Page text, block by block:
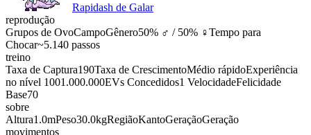
Rapidash de Galar
reprodução
Grupos de OvoCampoGênero50% ♂ / 50% ♀Tempo para
Chocar~5.140 passos
treino
Taxa de Captura190Taxa de CrescimentoMédio rápidoExperiência
no nível 1001.000.000EVs Concedidos1 VelocidadeFelicidade
Base70
sobre
Altura1.0mPeso30.0kgRegiãoKantoGeraçãoGeração
movimentos